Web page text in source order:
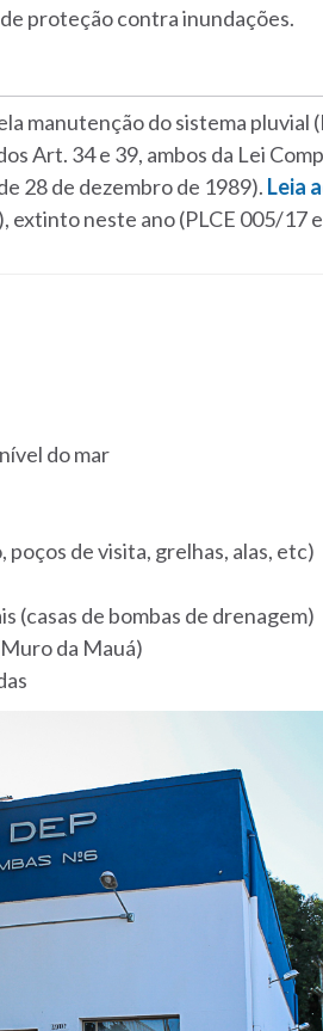
proteção contra inundações.
manutenção do sistema
Art. 34 e 39, ambos da Lei
28 de dezembro de 1989). Leia
extinto neste ano(PLCE 005/17 e
do mar
de visita, grelhas, alas, etc)
(casas de bombas de drenagem)
da Mauá)